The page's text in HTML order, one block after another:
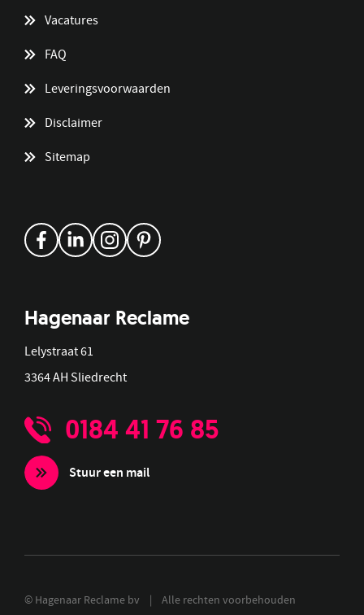
Vacatures
FAQ
Leveringsvoorwaarden
Disclaimer
Sitemap
Hagenaar Reclame
Lelystraat 61
3364 AH Sliedrecht
0184 41 76 85
Stuur een mail
© Hagenaar Reclame bv | Alle rechten voorbehouden